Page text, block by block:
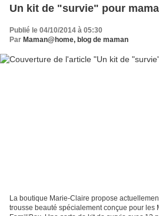
Un kit de "survie" pour
Publié le 04/10/2014 à 05:30
Par Maman@home, blog de maman
La boutique Marie-Claire propose
trousse beauté spécialement conçue pour les